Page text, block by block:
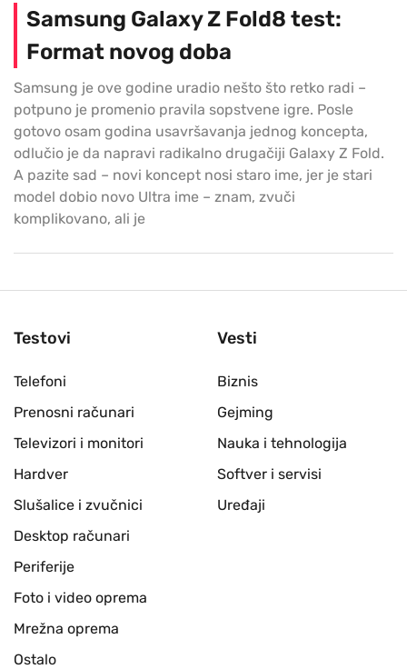
Samsung Galaxy Z Fold8 test:
Format novog doba
Samsung je ove godine uradio nešto što retko radi –
potpuno je promenio pravila sopstvene igre. Posle
gotovo osam godina usavršavanja jednog koncepta,
odlučio je da napravi radikalno drugačiji Galaxy Z Fold.
A pazite sad – novi koncept nosi staro ime, jer je stari
model dobio novo Ultra ime – znam, zvuči
komplikovano, ali je
Testovi
Telefoni
Prenosni računari
Televizori i monitori
Hardver
Slušalice i zvučnici
Desktop računari
Periferije
Foto i video oprema
Mrežna oprema
Ostalo
Vesti
Biznis
Gejming
Nauka i tehnologija
Softver i servisi
Uređaji